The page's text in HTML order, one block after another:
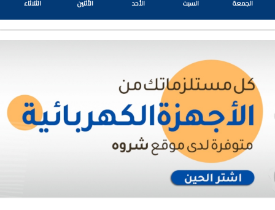
الجمعة السبت الأحد الأثنين الثلاثاء